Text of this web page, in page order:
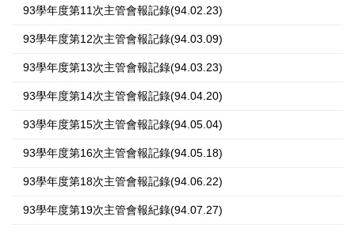
93學年度第11次主管會報記錄(94.02.23)
93學年度第12次主管會報記錄(94.03.09)
93學年度第13次主管會報記錄(94.03.23)
93學年度第14次主管會報記錄(94.04.20)
93學年度第15次主管會報記錄(94.05.04)
93學年度第16次主管會報記錄(94.05.18)
93學年度第18次主管會報記錄(94.06.22)
93學年度第19次主管會報紀錄(94.07.27)